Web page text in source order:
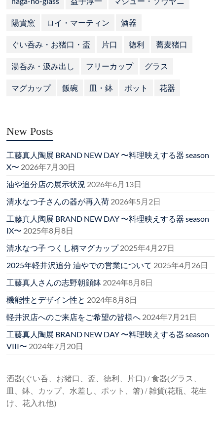
陽貴窯 ロイ・マーティン 酒器
ぐい呑み・お猪口・盃 片口 徳利 蕎麦猪口
湯呑み・汲み出し フリーカップ グラス
マグカップ 飯碗 皿・鉢 ポット 花器
New Posts
工藤真人陶展 BRAND NEW DAY 〜料理映えする器 season
X〜 2026年7月30日
油や追分店の展示状況 2026年6月13日
清水なつ子さんの器が再入荷 2026年5月2日
工藤真人陶展 BRAND NEW DAY 〜料理映えする器 season
IX〜 2025年8月8日
清水なつ子 つくし柄マグカップ2025年4月27日
2025年軽井沢追分 油やでの営業について 2025年4月26日
工藤真人さんの志野朝顔鉢 2024年8月8日
機能性とデザイン性と 2024年8月8日
軽井沢店へのご来店をご希望の皆様へ 2024年7月21日
工藤真人陶展 BRAND NEW DAY 〜料理映えする器 season
VIII〜 2024年7月20日
酒器(ぐい呑、お猪口、盃、徳利、片口) / 食器(グラス、
皿、鉢、カップ、水差し、ポット、箸) / 雑貨(花瓶、花生
け、花入れ他)